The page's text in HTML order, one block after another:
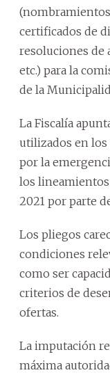
certificados de
resoluciones de
etc.) para la
de la
La Fiscalía
utilizados en los
por la
los
2021 por parte
Los pliegos
condiciones
como ser
criterios de
ofertas.
La imputación
máxima